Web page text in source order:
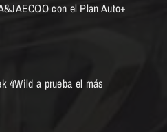
con el Plan Auto+
4Wild a prueba el más